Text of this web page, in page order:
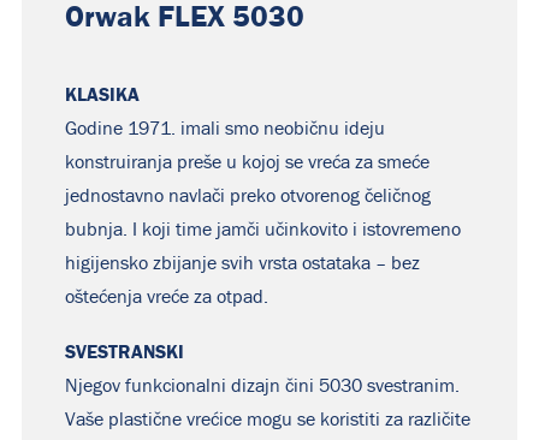
Orwak FLEX 5030
KLASIKA
Godine 1971. imali smo neobičnu ideju
konstruiranja preše u kojoj se vreća za smeće
jednostavno navlači preko otvorenog čeličnog
bubnja. I koji time jamči učinkovito i istovremeno
higijensko zbijanje svih vrsta ostataka – bez
oštećenja vreće za otpad.
SVESTRANSKI
Njegov funkcionalni dizajn čini 5030 svestranim.
Vaše plastične vrećice mogu se koristiti za različite